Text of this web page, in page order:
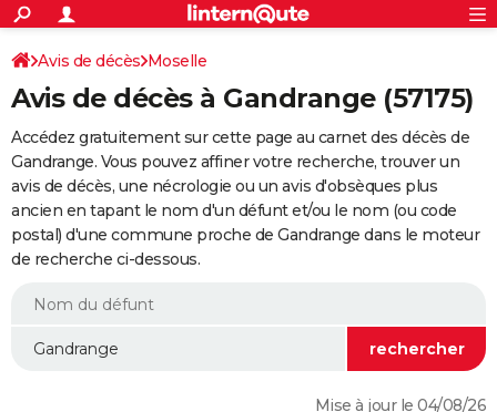
ACTUALITÉS
Politique
Société
Faits Divers
Education
Monde
Villes
+
SPORT
Coupe du monde 2026
Football
Tennis
Cyclisme
Rugby
Forum
Programme TV
TNT
Streaming
Cinéma
Sorties cinéma
Musique
+
FINANCE
Retraite
Impôts
Epargne
Immobilier
Risques naturels par ville
Banque
Assurance
Crédit
AUTO
Essais
Réserver un essai
Citadines
Berlines
SUV
Forum auto
+
HIGH-TECH
BRICOLAGE
WEEK-END
Avis de décès Moselle
Avis de décès à Gandrange (57175)
Accédez gratuitement sur cette page au carnet des décès de
Gandrange. Vous pouvez affiner votre recherche, trouver un
avis de décès, une nécrologie ou un avis d'obsèques plus
ancien en tapant le nom d'un défunt et/ou le nom (ou code
postal) d'une commune proche de Gandrange dans le moteur
de recherche ci-dessous.
Mise à jour le 04/08/26